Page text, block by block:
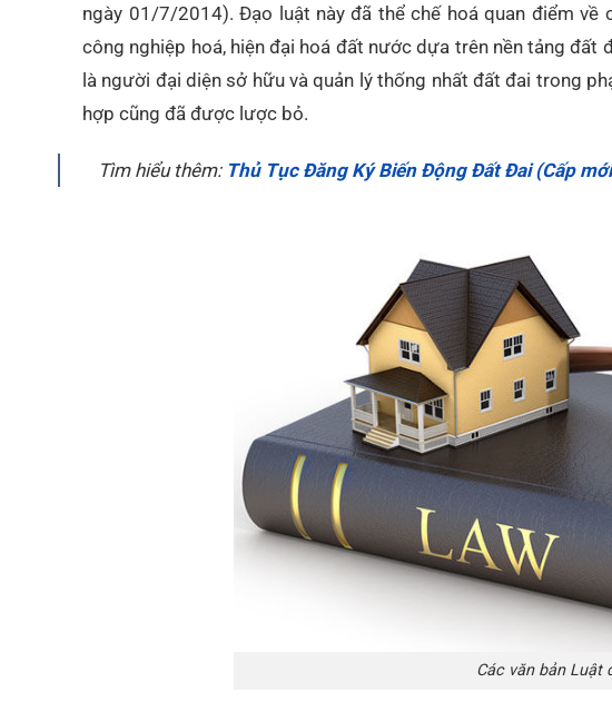
ngày 01/7/2014). Đạo luật này đã thể chế hoá quan điểm
công nghiệp hoá, hiện đại hoá đất nước dựa trên nền tảng
là người đại diện sở hữu và quản lý thống nhất đất đai trong
hợp cũng đã được lược bỏ.
Tìm hiểu thêm: Thủ Tục Đăng Ký Biến Động Đất Đai (Cấp
Các văn bản Luật